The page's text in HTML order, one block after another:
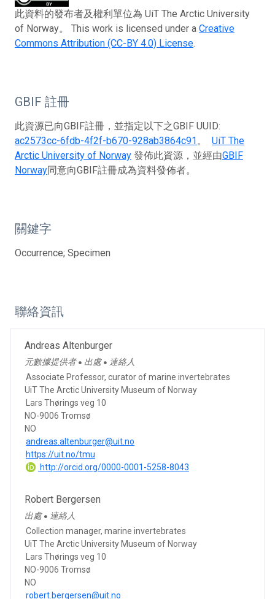
此資料的發布者及權利單位為 UiT The Arctic University
of Norway。 This work is licensed under a Creative
Commons Attribution (CC-BY 4.0) License.
GBIF 註冊
此資源已向GBIF註冊，並指定以下之GBIF UUID:
ac2573cc-6fdb-4f2f-b670-928ab3864c91。 UiT The
Arctic University of Norway 發佈此資源，並經由GBIF
Norway同意向GBIF註冊成為資料發佈者。
關鍵字
Occurrence; Specimen
聯絡資訊
Andreas Altenburger
元數據提供者 ● 出處 ● 連絡人
Associate Professor, curator of marine invertebrates
UiT The Arctic University Museum of Norway
Lars Thørings veg 10
NO-9006 Tromsø
NO
andreas.altenburger@uit.no
https://uit.no/tmu
http://orcid.org/0000-0001-5258-8043
Robert Bergersen
出處 ● 連絡人
Collection manager, marine invertebrates
UiT The Arctic University Museum of Norway
Lars Thørings veg 10
NO-9006 Tromsø
NO
robert.bergersen@uit.no